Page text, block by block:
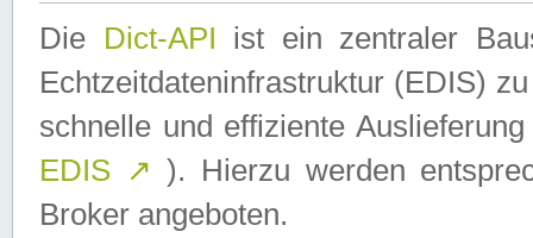
Die Dict-API ist ein zentraler
Echtzeitdateninfrastruktur (EDIS)
schnelle und effiziente
EDIS ↗ ). Hierzu werden
Broker angeboten.